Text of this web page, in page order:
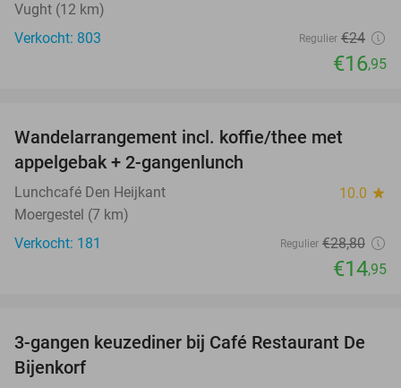
Vught (12 km)
Verkocht: 803
Regulier €24
€16,95
Wandelarrangement incl. koffie/thee met
appelgebak + 2-gangenlunch
Lunchcafé Den Heijkant 10.0 star
Moergestel (7 km)
Verkocht: 181
Regulier €28,80
€14,95
30%
3-gangen keuzediner bij Café Restaurant De
Bijenkorf